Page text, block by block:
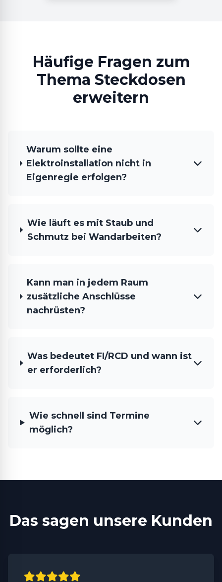
Häufige Fragen zum
Thema Steckdosen
erweitern
Warum sollte eine
Elektroinstallation nicht in
Eigenregie erfolgen?
Wie läuft es mit Staub und
Schmutz bei Wandarbeiten?
Kann man in jedem Raum
zusätzliche Anschlüsse
nachrüsten?
Was bedeutet FI/RCD und wann ist
er erforderlich?
Wie schnell sind Termine
möglich?
Das sagen unsere Kunden